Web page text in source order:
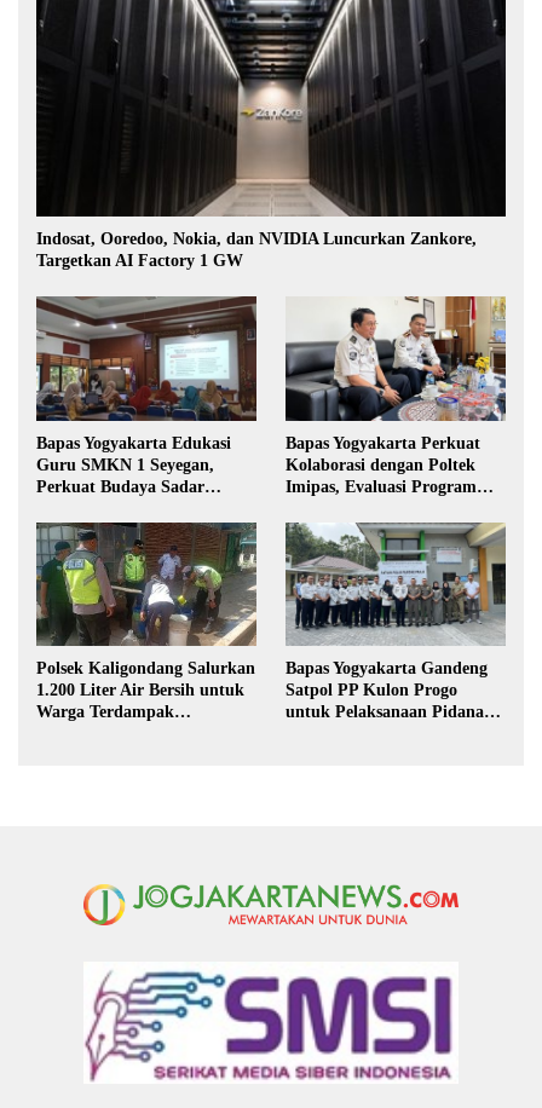
Indosat, Ooredoo, Nokia, dan NVIDIA Luncurkan Zankore,
Targetkan AI Factory 1 GW
Bapas Yogyakarta Edukasi
Guru SMKN 1 Seyegan,
Perkuat Budaya Sadar
Bapas Yogyakarta Perkuat
Kolaborasi dengan Poltek
Imipas, Evaluasi Program
Polsek Kaligondang Salurkan
1.200 Liter Air Bersih untuk
Warga Terdampak
Bapas Yogyakarta Gandeng
Satpol PP Kulon Progo
untuk Pelaksanaan Pidana